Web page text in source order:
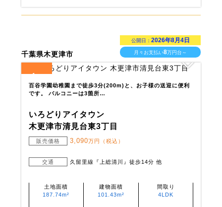
千葉県木更津市
公開日： 2026年8月4日
月々お支払い8万円台～
1
百谷学園幼稚園まで徒歩3分(200m)と、お子様の送迎に便利
です。 バルコニーは3箇所…
いろどりアイタウン
木更津市清見台東3丁目
販売価格 3,090万円（税込）
交通 久留里線『上総清川』徒歩14分 他
土地面積
187.74m²
建物面積
101.43m²
間取り
4LDK